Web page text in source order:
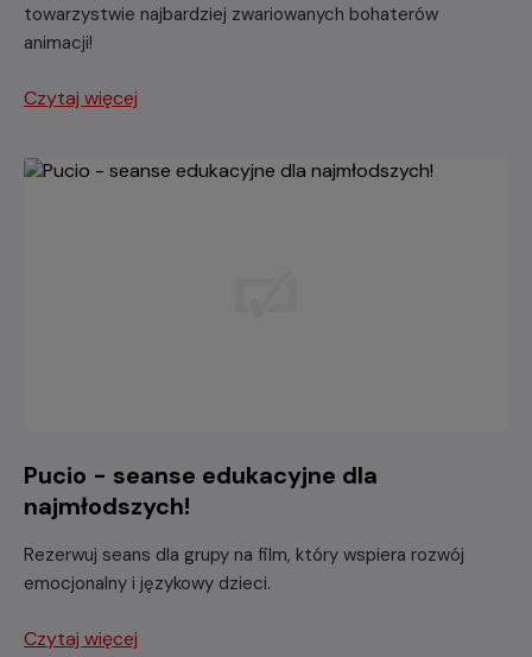
towarzystwie najbardziej zwariowanych bohaterów
animacji!
Czytaj więcej
Pucio - seanse edukacyjne dla
najmłodszych!
Rezerwuj seans dla grupy na film, który wspiera rozwój
emocjonalny i językowy dzieci.
Czytaj więcej